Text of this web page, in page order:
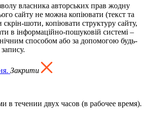
власника авторських прав жодну
сайту не можна копіювати (текст та
скрін-шоти, копіювати структуру сайту,
в інформаційно-пошуковій системі –
способом або за допомогою будь-
Закрити
в течении двух часов (в рабочее время).